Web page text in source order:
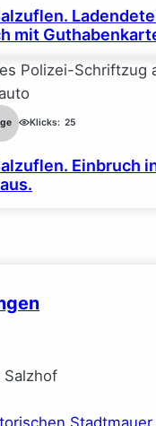
mit
Klicks: 25
Einbruch
Salzhof